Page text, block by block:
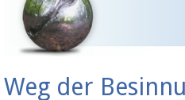
Weg der